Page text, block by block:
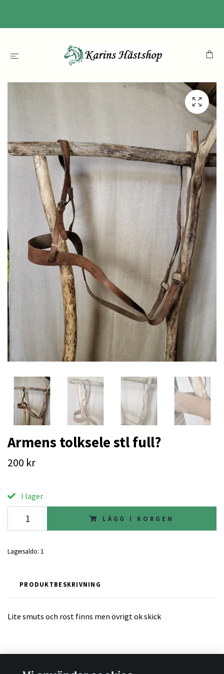
Armens tolksele stl full?
200 kr
I lager.
LÄGG I KORGEN
Lagersaldo: 1
PRODUKTBESKRIVNING
Lite smuts och rost finns men övrigt ok skick